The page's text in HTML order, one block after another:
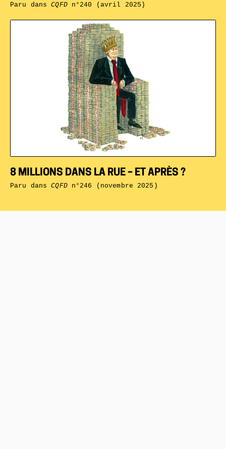
8 MILLIONS DANS LA RUE – ET APRÈS ?
Paru dansCQFDn°246 (novembre 2025)
Paru dansCQFDn°240 (avril 2025)